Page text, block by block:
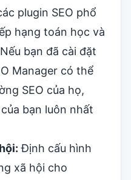
plugin SEO phổ
hạng toán học và
bạn đã cài đặt
Manager có thể
SEO của họ,
bạn luôn nhất
Định cấu hình
xã hội cho